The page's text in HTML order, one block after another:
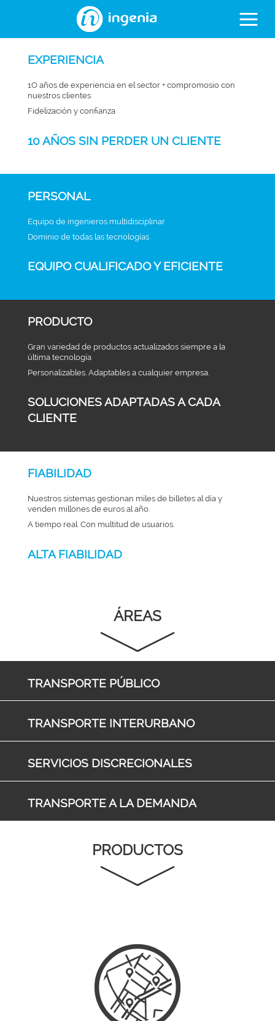
EXPERIENCIA
1O años de experiencia en el sector + compromosio con
nuestros clientes
Fidelización y confianza
10 AÑOS SIN PERDER UN CLIENTE
PERSONAL
Equipo de ingenieros multidisciplinar
Dominio de todas las tecnologías
EQUIPO CUALIFICADO Y EFICIENTE
PRODUCTO
Gran variedad de productos actualizados siempre a la
última tecnología
Personalizables. Adaptables a cualquier empresa.
SOLUCIONES ADAPTADAS A CADA
CLIENTE
FIABILIDAD
Nuestros sistemas gestionan miles de billetes al día y
venden millones de euros al año.
A tiempo real. Con multitud de usuarios.
ALTA FIABILIDAD
ÁREAS
TRANSPORTE PÚBLICO
TRANSPORTE INTERURBANO
SERVICIOS DISCRECIONALES
TRANSPORTE A LA DEMANDA
PRODUCTOS